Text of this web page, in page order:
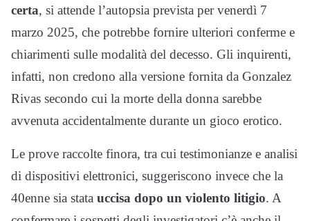
certa, si attende l’autopsia prevista per venerdì 7
marzo 2025, che potrebbe fornire ulteriori conferme e
chiarimenti sulle modalità del decesso. Gli inquirenti,
infatti, non credono alla versione fornita da Gonzalez
Rivas secondo cui la morte della donna sarebbe
avvenuta accidentalmente durante un gioco erotico.
Le prove raccolte finora, tra cui testimonianze e analisi
di dispositivi elettronici, suggeriscono invece che la
40enne sia stata uccisa dopo un violento litigio. A